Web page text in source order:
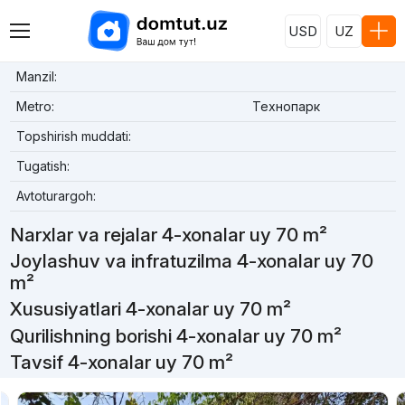
USD UZ
Manzil:
Metro:
Технопарк
Topshirish muddati:
Tugatish:
Avtoturargoh:
Narxlar va rejalar 4-xonalar uy 70 m²
Joylashuv va infratuzilma 4-xonalar uy 70
m²
Xususiyatlari 4-xonalar uy 70 m²
Qurilishning borishi 4-xonalar uy 70 m²
Tavsif 4-xonalar uy 70 m²